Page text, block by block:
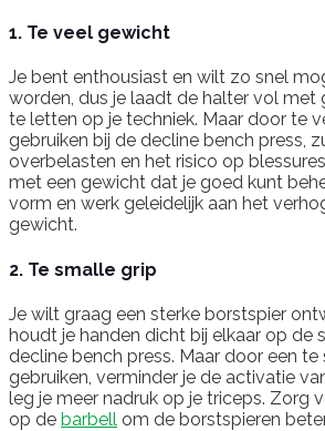
1. Te veel gewicht
Je bent enthousiast en wilt zo snel
worden, dus je laadt de halter vol met
te letten op je techniek. Maar door te
gebruiken bij de decline bench press,
overbelasten en het risico op
met een gewicht dat je goed kunt
vorm en werk geleidelijk aan het
gewicht.
2. Te smalle grip
Je wilt graag een sterke borstspier
houdt je handen dicht bij elkaar op de
decline bench press. Maar door een
gebruiken, verminder je de activatie
leg je meer nadruk op je triceps. Zorg
op de barbell om de borstspieren